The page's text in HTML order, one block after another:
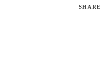
SHARE